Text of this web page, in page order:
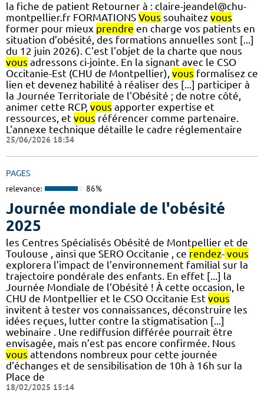
la fiche de patient Retourner à : claire-jeandel@chu-
montpellier.fr FORMATIONS Vous souhaitez vous
former pour mieux prendre en charge vos patients en
situation d’obésité, des formations annuelles sont [...]
du 12 juin 2026). C'est l'objet de la charte que nous
vous adressons ci-jointe. En la signant avec le CSO
Occitanie-Est (CHU de Montpellier), vous formalisez ce
lien et devenez habilité à réaliser des [...] participer à
la Journée Territoriale de l'Obésité ; de notre côté,
animer cette RCP, vous apporter expertise et
ressources, et vous référencer comme partenaire.
L'annexe technique détaille le cadre réglementaire
25/06/2026 18:34
PAGES
relevance: 86%
Journée mondiale de l'obésité
2025
les Centres Spécialisés Obésité de Montpellier et de
Toulouse , ainsi que SERO Occitanie , ce rendez- vous
explorera l’impact de l’environnement familial sur la
trajectoire pondérale des enfants. En effet [...] la
Journée Mondiale de l’Obésité ! À cette occasion, le
CHU de Montpellier et le CSO Occitanie Est vous
invitent à tester vos connaissances, déconstruire les
idées reçues, lutter contre la stigmatisation [...]
webinaire . Une rediffusion différée pourrait être
envisagée, mais n’est pas encore confirmée. Nous
vous attendons nombreux pour cette journée
d’échanges et de sensibilisation de 10h à 16h sur la
Place de
18/02/2025 15:14